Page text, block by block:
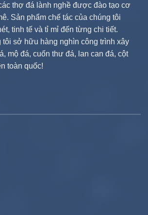
thợ đá lành nghề được đào tạo cơ
Sản phẩm chế tác của chúng tôi
tinh tế và tỉ mỉ đến từng chi tiết.
tôi sở hữu hàng nghìn công trình xây
mộ đá, cuốn thư đá, lan can đá, cột
toàn quốc!